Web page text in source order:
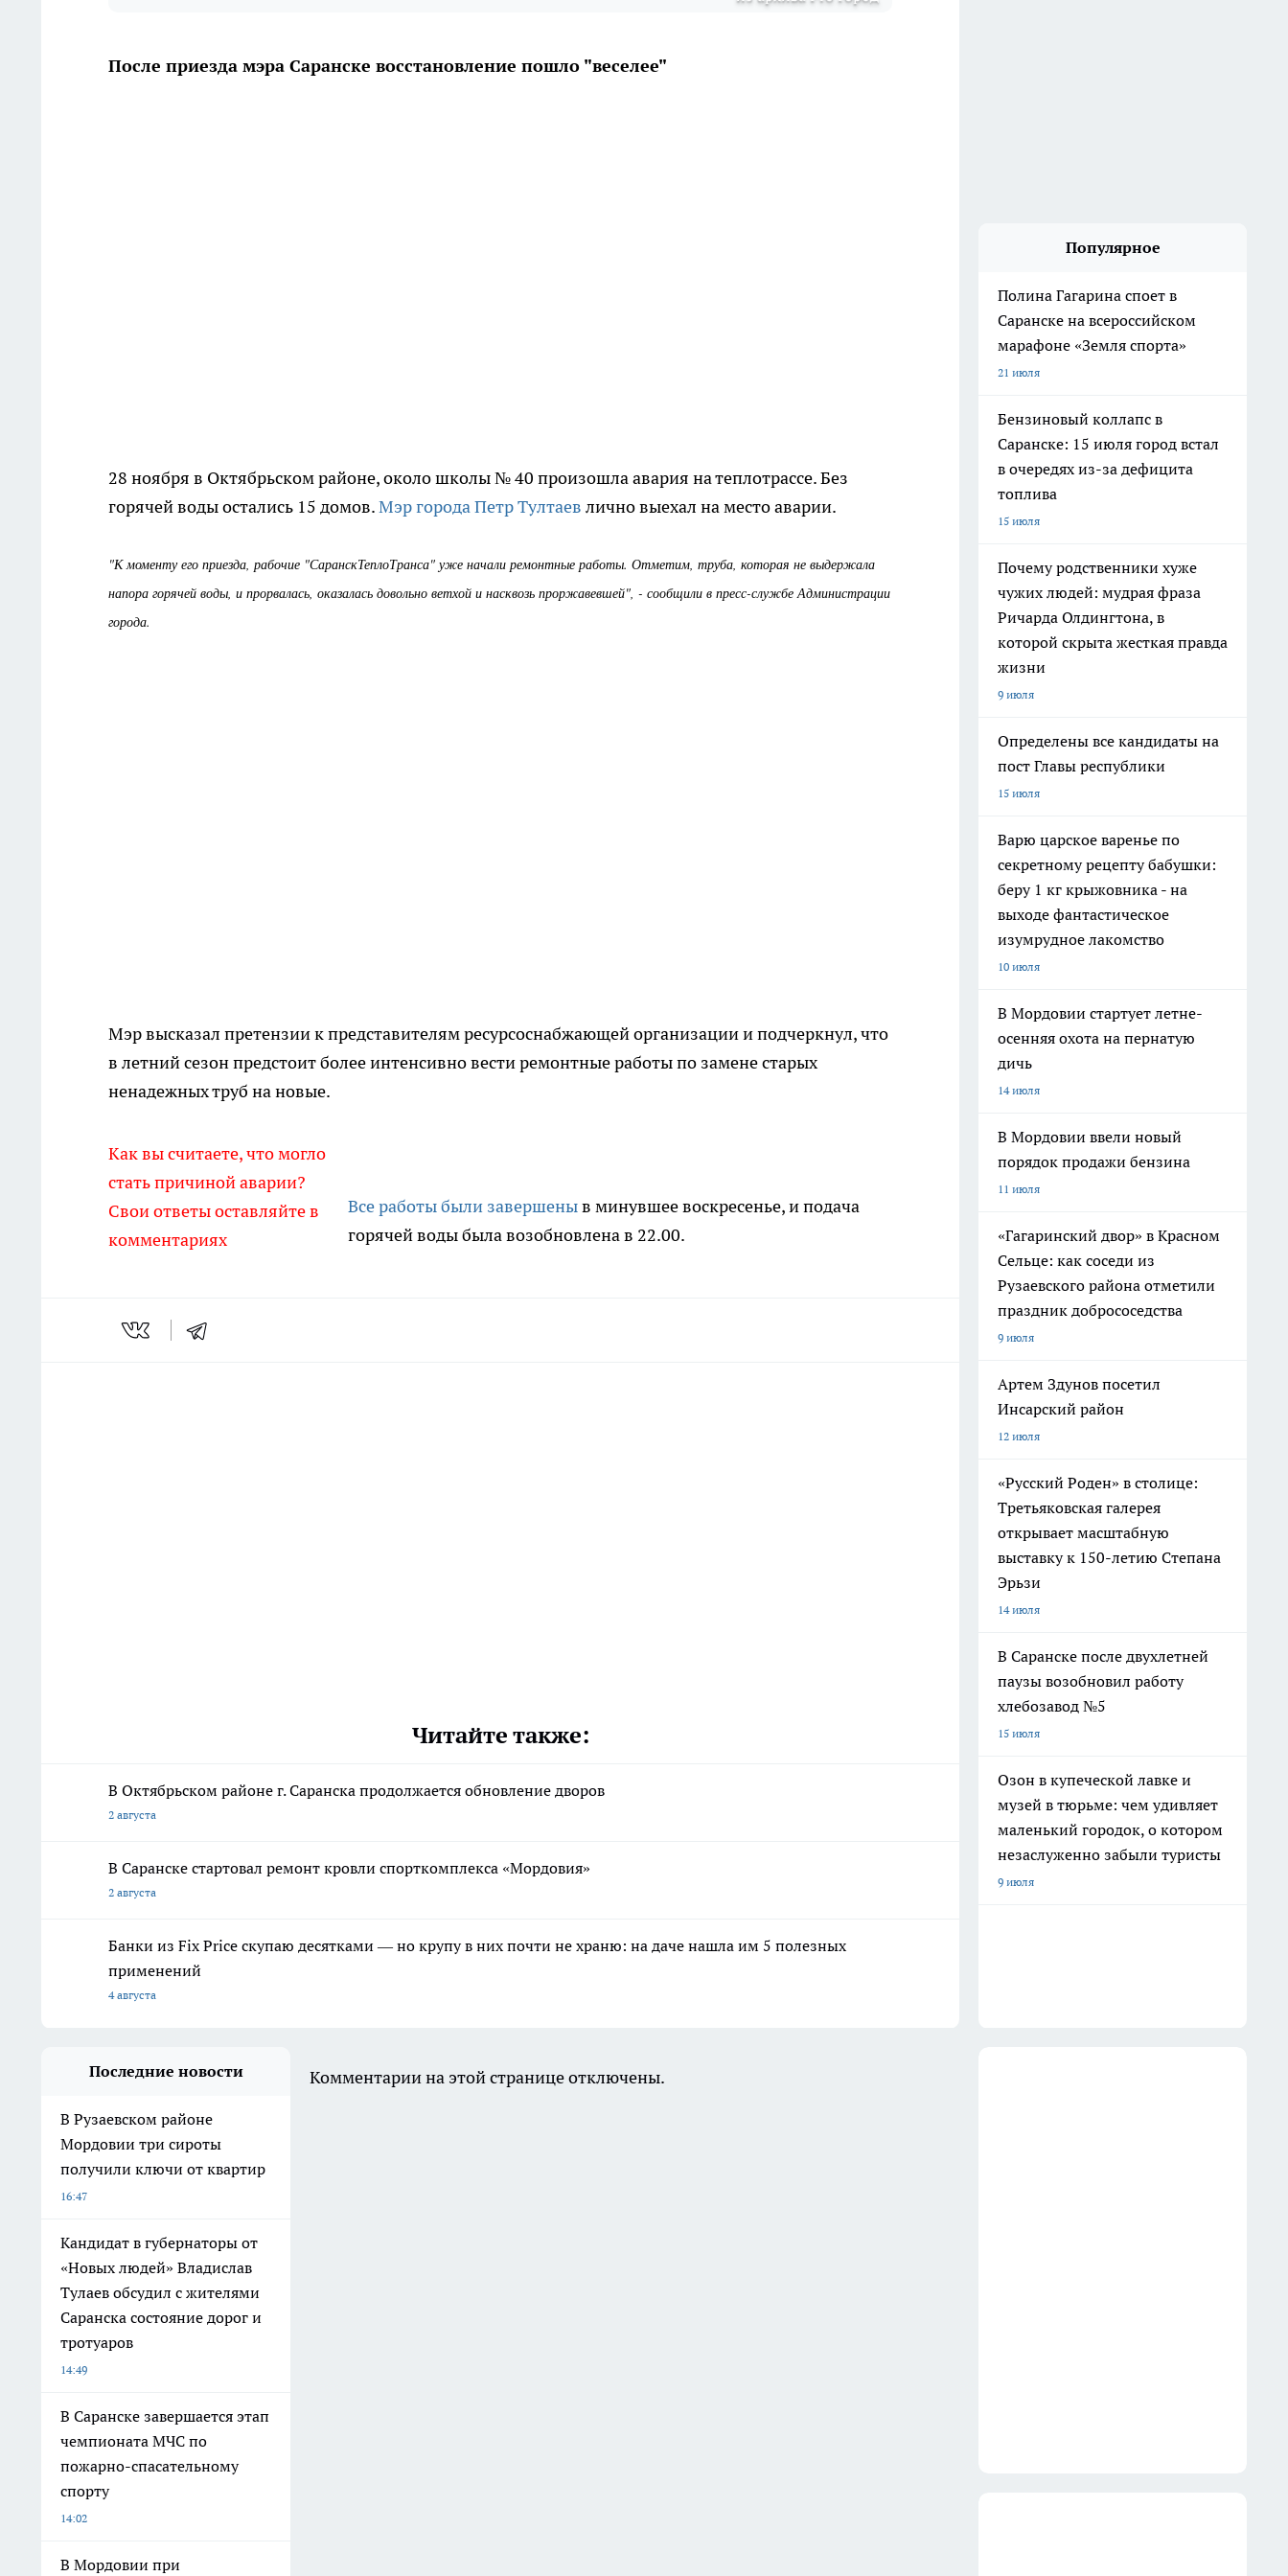
После приезда мэра Саранске восстановление пошло "веселее"
28 ноября в Октябрьском районе, около школы № 40 произошла авария на теплотрассе. Без
горячей воды остались 15 домов.Мэр города Петр Тултаев лично выехал на место аварии.
"К моменту его приезда, рабочие "СаранскТеплоТранса" уже начали ремонтные работы. Отметим, труба, которая не выдержала
напора горячей воды, и прорвалась, оказалась довольно ветхой и насквозь проржавевшей", - сообщили в пресс-службе Администрации
города.
Мэр высказал претензии к представителям ресурсоснабжающей организации и подчеркнул, что
в летний сезон предстоит более интенсивно вести ремонтные работы по замене старых
ненадежных труб на новые.
Как вы считаете, что могло
стать причиной аварии?
Свои ответы оставляйте в
комментариях
Все работы были завершеныв минувшее воскресенье, и подача
горячей воды была возобновлена в 22.00.
Читайте также:
В Октябрьском районе г. Саранска продолжается обновление дворов
2 августа
В Саранске стартовал ремонт кровли спорткомплекса «Мордовия»
2 августа
Банки из Fix Price скупаю десятками — но крупу в них почти не храню: на даче нашла им 5 полезных
применений
4 августа
Популярное
Полина Гагарина споет в
Саранске на всероссийском
марафоне «Земля спорта»
21 июля
Бензиновый коллапс в
Саранске: 15 июля город встал
в очередях из-за дефицита
топлива
15 июля
Почему родственники хуже
чужих людей: мудрая фраза
Ричарда Олдингтона, в
которой скрыта жесткая правда
жизни
9 июля
Определены все кандидаты на
пост Главы республики
15 июля
Варю царское варенье по
секретному рецепту бабушки:
беру 1 кг крыжовника - на
выходе фантастическое
изумрудное лакомство
10 июля
В Мордовии стартует летне-
осенняя охота на пернатую
дичь
14 июля
В Мордовии ввели новый
порядок продажи бензина
11 июля
«Гагаринский двор» в Красном
Сельце: как соседи из
Рузаевского района отметили
праздник добрососедства
9 июля
Артем Здунов посетил
Инсарский район
12 июля
«Русский Роден» в столице:
Третьяковская галерея
открывает масштабную
выставку к 150-летию Степана
Эрьзи
14 июля
В Саранске после двухлетней
паузы возобновил работу
хлебозавод №5
15 июля
Озон в купеческой лавке и
музей в тюрьме: чем удивляет
маленький городок, о котором
незаслуженно забыли туристы
9 июля
Последние новости
В Рузаевском районе
Мордовии три сироты
получили ключи от квартир
16:47
Кандидат в губернаторы от
«Новых людей» Владислав
Тулаев обсудил с жителями
Саранска состояние дорог и
тротуаров
14:49
В Саранске завершается этап
чемпионата МЧС по
пожарно-спасательному
спорту
14:02
В Мордовии при
Комментарии на этой странице отключены.